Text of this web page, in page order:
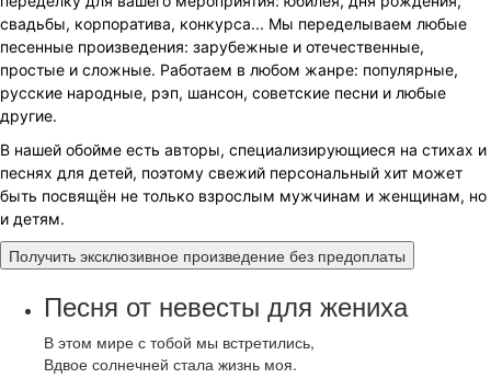
свадьбы, корпоратива, конкурса... Мы переделываем любые
песенные произведения: зарубежные и отечественные,
простые и сложные. Работаем в любом жанре: популярные,
русские народные, рэп, шансон, советские песни и любые
другие.
В нашей обойме есть авторы, специализирующиеся на стихах и
песнях для детей, поэтому свежий персональный хит может
быть посвящён не только взрослым мужчинам и женщинам, но
и детям.
Получить эксклюзивное произведение без предоплаты
Песня от невесты для жениха
В этом мире с тобой мы встретились,
Вдвое солнечней стала жизнь моя.